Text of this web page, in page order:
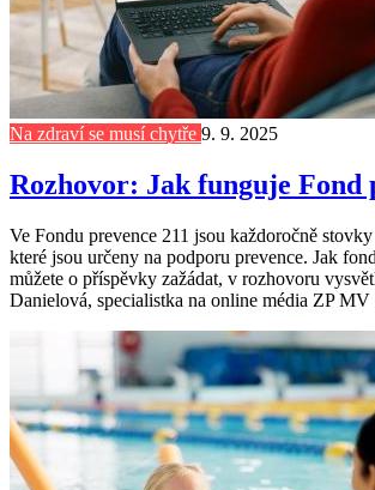
Na zdraví se musí chytře 9. 9. 2025
Rozhovor: Jak funguje Fond
Ve Fondu prevence 211 jsou každoročně
které jsou určeny na podporu prevence. Jak
můžete o příspěvky zažádat, v rozhovoru
Danielová, specialistka na online média ZP MV